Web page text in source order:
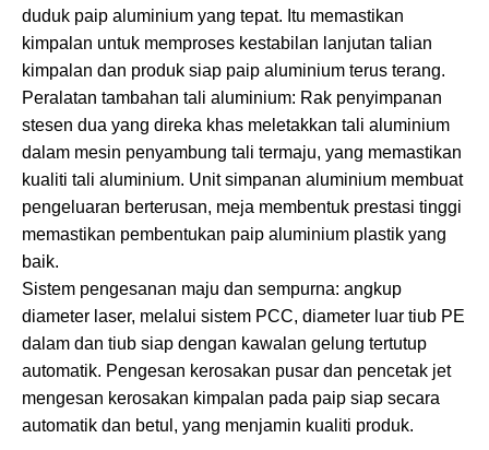
duduk paip aluminium yang tepat. Itu memastikan
kimpalan untuk memproses kestabilan lanjutan talian
kimpalan dan produk siap paip aluminium terus terang.
Peralatan tambahan tali aluminium: Rak penyimpanan
stesen dua yang direka khas meletakkan tali aluminium
dalam mesin penyambung tali termaju, yang memastikan
kualiti tali aluminium. Unit simpanan aluminium membuat
pengeluaran berterusan, meja membentuk prestasi tinggi
memastikan pembentukan paip aluminium plastik yang
baik.
Sistem pengesanan maju dan sempurna: angkup
diameter laser, melalui sistem PCC, diameter luar tiub PE
dalam dan tiub siap dengan kawalan gelung tertutup
automatik. Pengesan kerosakan pusar dan pencetak jet
mengesan kerosakan kimpalan pada paip siap secara
automatik dan betul, yang menjamin kualiti produk.